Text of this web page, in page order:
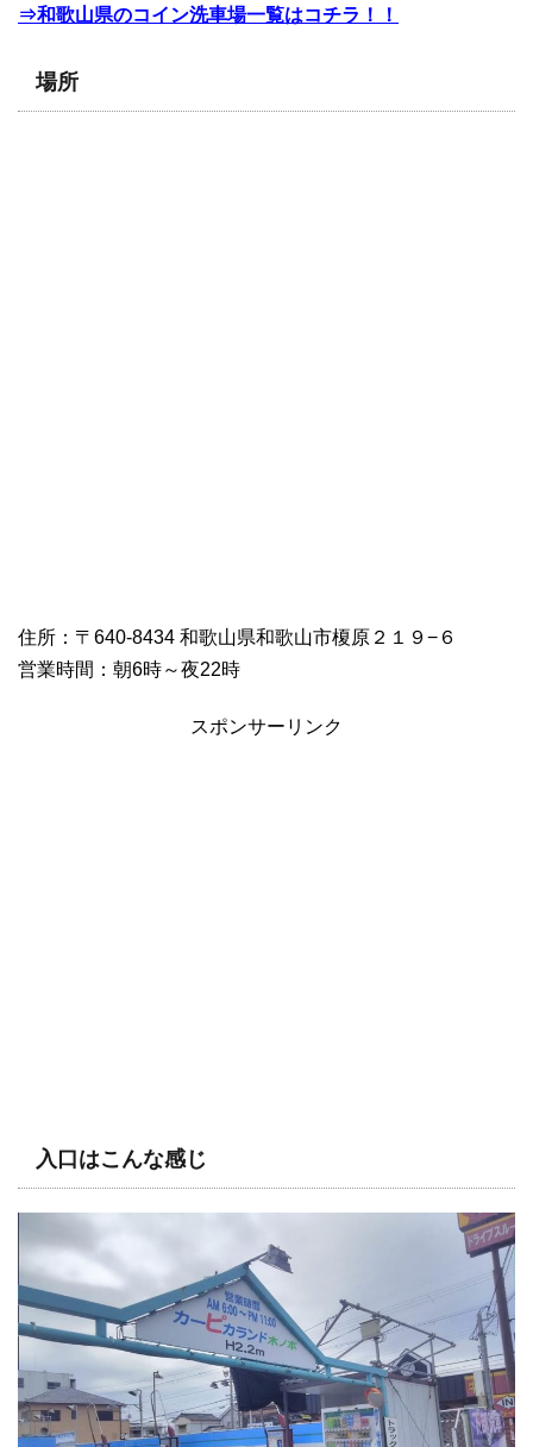
⇒和歌山県のコイン洗車場一覧はコチラ！！
場所
住所：〒640-8434 和歌山県和歌山市榎原２１９−６
営業時間：朝6時～夜22時
スポンサーリンク
入口はこんな感じ